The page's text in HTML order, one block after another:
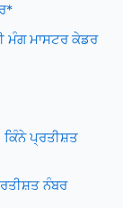
ਮੰਗ ਮਾਸਟਰ ਕੇਡਰ
ਕਿੰਨੇ ਪ੍ਰਤੀਸ਼ਤ
ਨੰਬਰ